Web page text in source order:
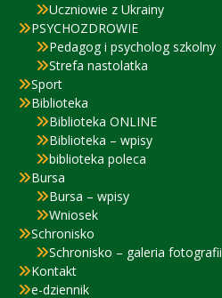
Uczniowie z Ukrainy
PSYCHOZDROWIE
Pedagog i psycholog szkolny
Strefa nastolatka
Sport
Biblioteka
Biblioteka ONLINE
Biblioteka – wpisy
biblioteka poleca
Bursa
Bursa – wpisy
Wniosek
Schronisko
Schronisko – galeria fotografii
Kontakt
e-dziennik